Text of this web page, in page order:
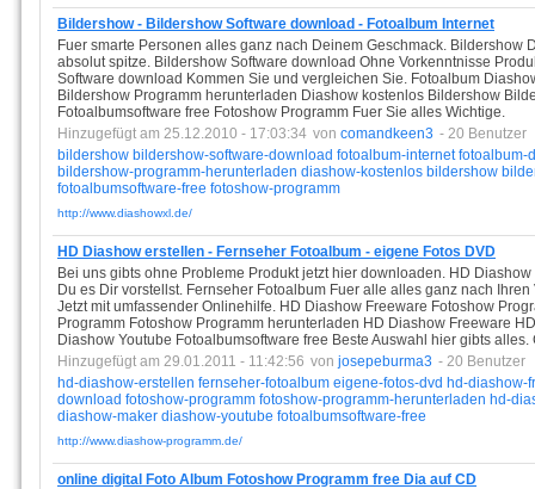
Bildershow - Bildershow Software download - Fotoalbum Internet
Fuer smarte Personen alles ganz nach Deinem Geschmack. Bildershow
absolut spitze. Bildershow Software download Ohne Vorkenntnisse
Software download Kommen Sie und vergleichen Sie. Fotoalbum
Bildershow Programm herunterladen Diashow kostenlos Bildershow
Fotoalbumsoftware free Fotoshow Programm Fuer Sie alles Wichtige.
Hinzugefügt am 25.12.2010 - 17:03:34 von comandkeen3 - 20 Benutzer
bildershow bildershow-software-download fotoalbum-internet fotoalbum-
bildershow-programm-herunterladen diashow-kostenlos bildershow
fotoalbumsoftware-free fotoshow-programm
http://www.diashowxl.de/
HD Diashow erstellen - Fernseher Fotoalbum - eigene Fotos DVD
Bei uns gibts ohne Probleme Produkt jetzt hier downloaden. HD
Du es Dir vorstellst. Fernseher Fotoalbum Fuer alle alles ganz nach
Jetzt mit umfassender Onlinehilfe. HD Diashow Freeware Fotoshow
Programm Fotoshow Programm herunterladen HD Diashow Freeware
Diashow Youtube Fotoalbumsoftware free Beste Auswahl hier gibts
Hinzugefügt am 29.01.2011 - 11:42:56 von josepeburma3 - 20 Benutzer
hd-diashow-erstellen fernseher-fotoalbum eigene-fotos-dvd hd-diashow-
download fotoshow-programm fotoshow-programm-herunterladen hd-
diashow-maker diashow-youtube fotoalbumsoftware-free
http://www.diashow-programm.de/
online digital Foto Album Fotoshow Programm free Dia auf CD